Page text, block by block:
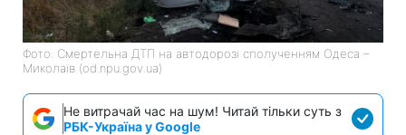
Фото: Смертельна ДТП на автодорозі сполученням Одеса –
Миколаїв (od.npu.gov.ua)
Не витрачай час на шум! Читай тільки суть з
РБК-Україна у Google